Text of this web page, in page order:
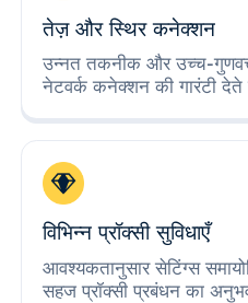
तेज़ और स्थिर कनेक्शन
उन्नत तकनीक और उच्च-
नेटवर्क कनेक्शन की गारंटी देते
विभिन्न प्रॉक्सी सुविधाएँ
आवश्यकतानुसार सेटिंग्स
सहज प्रॉक्सी प्रबंधन का